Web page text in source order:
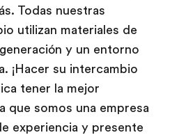
Todas nuestras
utilizan materiales de
y un entorno
¡Hacer su intercambio
tener la mejor
que somos una empresa
experiencia y presente